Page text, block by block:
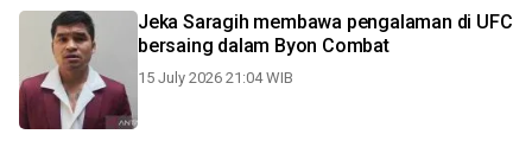
Jeka Saragih membawa pengalaman di UFC
bersaing dalam Byon Combat
15 July 2026 21:04 WIB